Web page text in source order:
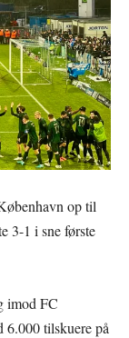
op til
3-1 i sne første
imod FC
tilskuere på